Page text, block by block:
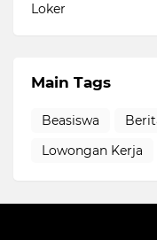
Loker
Main Tags
Beasiswa
Lowongan Kerja